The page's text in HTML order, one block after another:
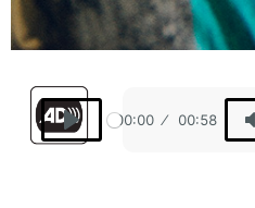
Play
00:00 00:58